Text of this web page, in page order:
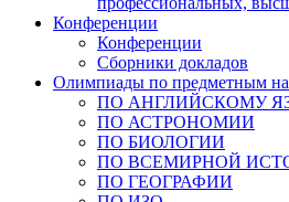
Конференции
Конференции
Сборники докладов
Олимпиады по предметным
ПО АНГЛИЙСКОМУ
ПО АСТРОНОМИИ
ПО БИОЛОГИИ
ПО ВСЕМИРНОЙ
ПО ГЕОГРАФИИ